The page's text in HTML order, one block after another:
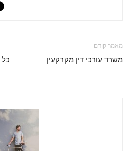
מאמר קודם
משרד עורכי דין מקרקעין